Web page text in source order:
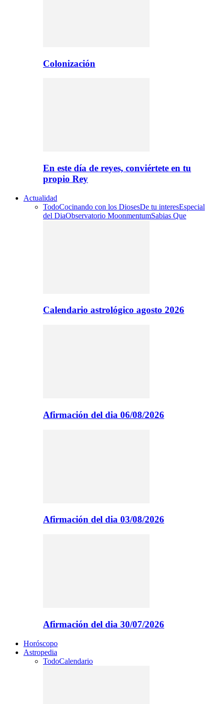
Colonización
En este día de reyes, conviértete en tu
propio Rey
Actualidad
TodoCocinando con los DiosesDe tu interesEspecial
del DiaObservatorio MoonmentumSabias Que
Calendario astrológico agosto 2026
Afirmación del dia 06/08/2026
Afirmación del dia 03/08/2026
Afirmación del dia 30/07/2026
Horóscopo
Astropedia
TodoCalendario